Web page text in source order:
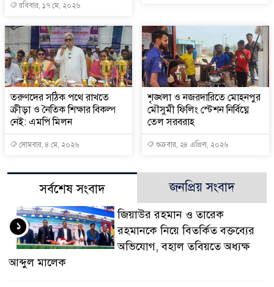
রবিবার, ১৭ মে, ২০২৬
তরুণদের সঠিক পথে রাখতে
ক্রীড়া ও নৈতিক শিক্ষার বিকল্প
নেই: এমপি মিলন
সোমবার, ৪ মে, ২০২৬
শৃঙ্খলা ও নজরদারিতে মোহনপুর
মৌসুমী ফিলিং স্টেশন নির্বিঘ্নে
তেল সরবরাহ
শুক্রবার, ২৪ এপ্রিল, ২০২৬
সর্বশেষ সংবাদ জনপ্রিয় সংবাদ
জিয়াউর রহমান ও তারেক
রহমানকে নিয়ে বিতর্কিত বক্তব্যের
অভিযোগ, বহাল তবিয়তে অধ্যক্ষ
আব্দুল মালেক
১